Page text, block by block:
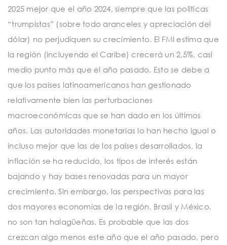
2025 mejor que el año 2024, siempre que las políticas
“trumpistas” (sobre todo aranceles y apreciación del
dólar) no perjudiquen su crecimiento. El FMI estima que
la región (incluyendo el Caribe) crecerá un 2,5%, casi
medio punto más que el año pasado. Esto se debe a
que los países latinoamericanos han gestionado
relativamente bien las perturbaciones
macroeconómicas que se han dado en los últimos
años. Las autoridades monetarias lo han hecho igual o
incluso mejor que las de los países desarrollados, la
inflación se ha reducido, los tipos de interés están
bajando y hay bases renovadas para un mayor
crecimiento. Sin embargo, las perspectivas para las
dos mayores economías de la región, Brasil y México,
no son tan halagüeñas. Es probable que las dos
crezcan algo menos este año que el año pasado, pero